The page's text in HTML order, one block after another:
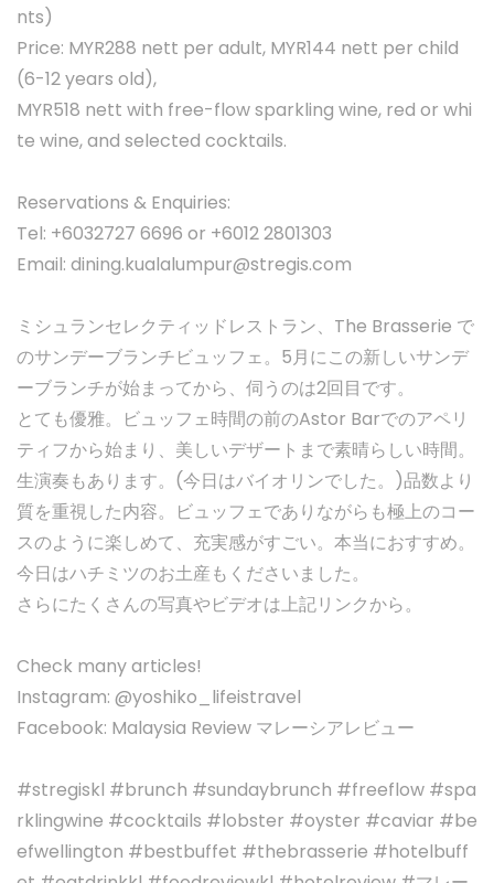
nts)
Price: MYR288 nett per adult, MYR144 nett per child
(6-12 years old),
MYR518 nett with free-flow sparkling wine, red or whi
te wine, and selected cocktails.
Reservations & Enquiries:
Tel: +6032727 6696 or +6012 2801303
Email: dining.kualalumpur@stregis.com
ミシュランセレクティッドレストラン、The Brasserie で
のサンデーブランチビュッフェ。5月にこの新しいサンデ
ーブランチが始まってから、伺うのは2回目です。
とても優雅。ビュッフェ時間の前のAstor Barでのアペリ
ティフから始まり、美しいデザートまで素晴らしい時間。
生演奏もあります。(今日はバイオリンでした。)品数より
質を重視した内容。ビュッフェでありながらも極上のコー
スのように楽しめて、充実感がすごい。本当におすすめ。
今日はハチミツのお土産もくださいました。
さらにたくさんの写真やビデオは上記リンクから。
Check many articles!
Instagram: @yoshiko_lifeistravel
Facebook: Malaysia Review マレーシアレビュー
#stregiskl #brunch #sundaybrunch #freeflow #spa
rklingwine #cocktails #lobster #oyster #caviar #be
efwellington #bestbuffet #thebrasserie #hotelbuff